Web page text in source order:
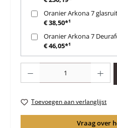
Oranier Arkona 7
€ 38,50*¹
Oranier Arkona 7
€ 46,05*¹
Toevoegen aan verlanglijst
Vraag over